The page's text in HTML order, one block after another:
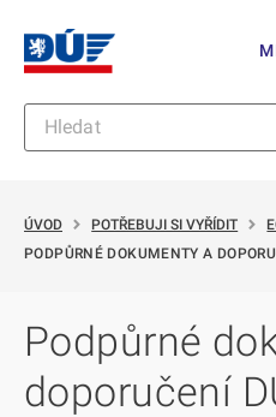
ÚVOD POTŘEBUJI SI VYŘÍDIT
PODPŮRNÉ DOKUMENTY A
Podpůrné
doporučení